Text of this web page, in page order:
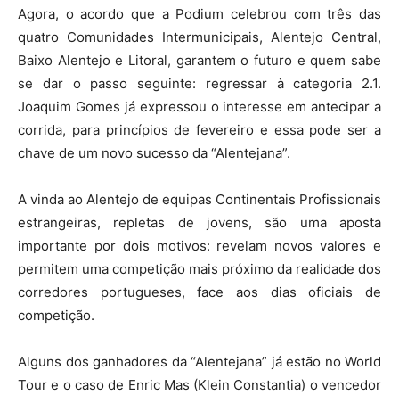
Agora, o acordo que a Podium celebrou com três das
quatro Comunidades Intermunicipais, Alentejo Central,
Baixo Alentejo e Litoral, garantem o futuro e quem sabe
se dar o passo seguinte: regressar à categoria 2.1.
Joaquim Gomes já expressou o interesse em antecipar a
corrida, para princípios de fevereiro e essa pode ser a
chave de um novo sucesso da “Alentejana”.
A vinda ao Alentejo de equipas Continentais Profissionais
estrangeiras, repletas de jovens, são uma aposta
importante por dois motivos: revelam novos valores e
permitem uma competição mais próximo da realidade dos
corredores portugueses, face aos dias oficiais de
competição.
Alguns dos ganhadores da “Alentejana” já estão no World
Tour e o caso de Enric Mas (Klein Constantia) o vencedor